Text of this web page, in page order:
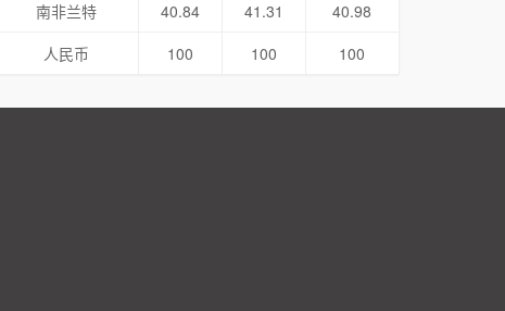
南非兰特
40.84 41.31
40.98
人民币
100 100 100